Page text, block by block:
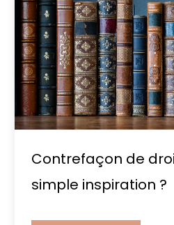
Contrefaçon de
simple inspiration ?